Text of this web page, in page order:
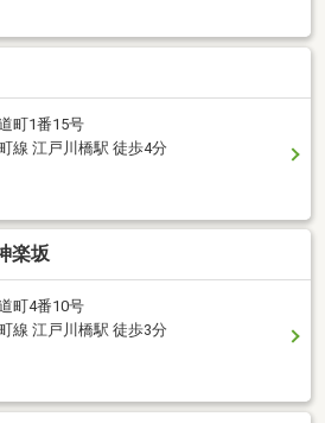
町1番15号
線 江戸川橋駅 徒歩4分
楽坂
町4番10号
線 江戸川橋駅 徒歩3分